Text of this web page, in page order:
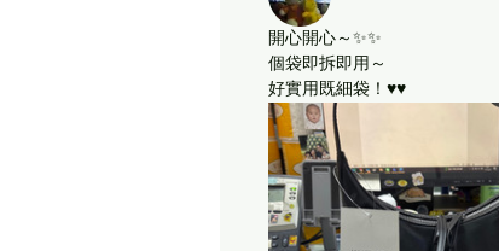
開心開心～✨✨
個袋即拆即用～
好實用既細袋！♥️♥️